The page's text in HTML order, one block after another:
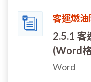
客運燃
2.5.1 客
(Word
Word